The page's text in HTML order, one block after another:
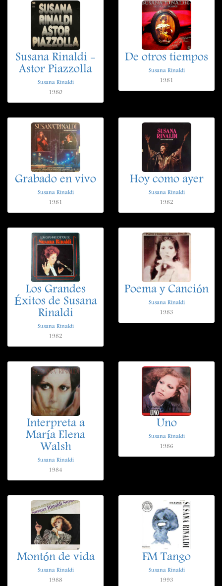
Susana Rinaldi -
Astor Piazzolla
Susana Rinaldi
1980
De otros tiempos
Susana Rinaldi
1981
Grabado en vivo
Susana Rinaldi
1981
Hoy como ayer
Susana Rinaldi
1982
Los Grandes
Éxitos de Susana
Rinaldi
Susana Rinaldi
1982
Poema y Canción
Susana Rinaldi
1983
Interpreta a
María Elena
Walsh
Susana Rinaldi
1984
Uno
Susana Rinaldi
1986
Montón de vida
Susana Rinaldi
1988
FM Tango
Susana Rinaldi
1993